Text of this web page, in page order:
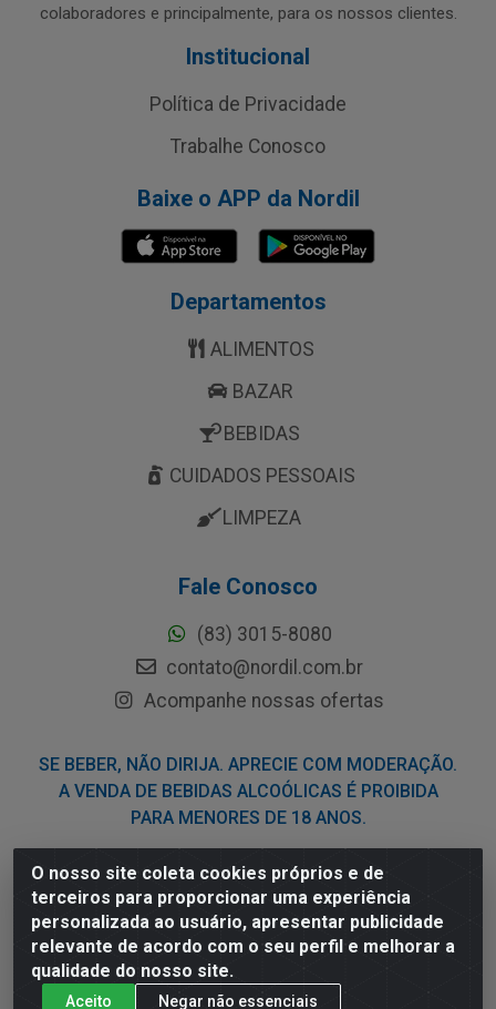
O nosso site coleta cookies próprios e de
terceiros para proporcionar uma experiência
personalizada ao usuário, apresentar publicidade
relevante de acordo com o seu perfil e melhorar a
qualidade do nosso site.
Aceito Negar não essenciais
colaboradores e principalmente, para os nossos clientes.
Institucional
Política de Privacidade
Trabalhe Conosco
Baixe o APP da Nordil
Departamentos
ALIMENTOS
BAZAR
BEBIDAS
CUIDADOS PESSOAIS
LIMPEZA
Fale Conosco
(83) 3015-8080
contato@nordil.com.br
Acompanhe nossas ofertas
SE BEBER, NÃO DIRIJA. APRECIE COM MODERAÇÃO.
A VENDA DE BEBIDAS ALCOÓLICAS É PROIBIDA
PARA MENORES DE 18 ANOS.
Nordil Distribuidora - Avenida Liberdade, 2738, Bloco F -
Sesi - Bayeux/PB - CEP 58.111-400 - CNPJ
03.775.813/0001-41